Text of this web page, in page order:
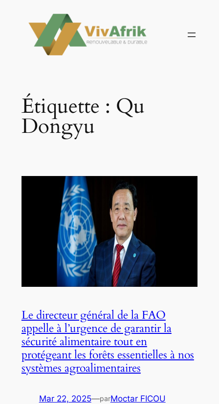
contenu
Étiquette : Qu
Dongyu
Le directeur général de la FAO
appelle à l’urgence de garantir la
sécurité alimentaire tout en
protégeant les forêts essentielles à nos
systèmes agroalimentaires
Mar 22, 2025—parMoctar FICOU